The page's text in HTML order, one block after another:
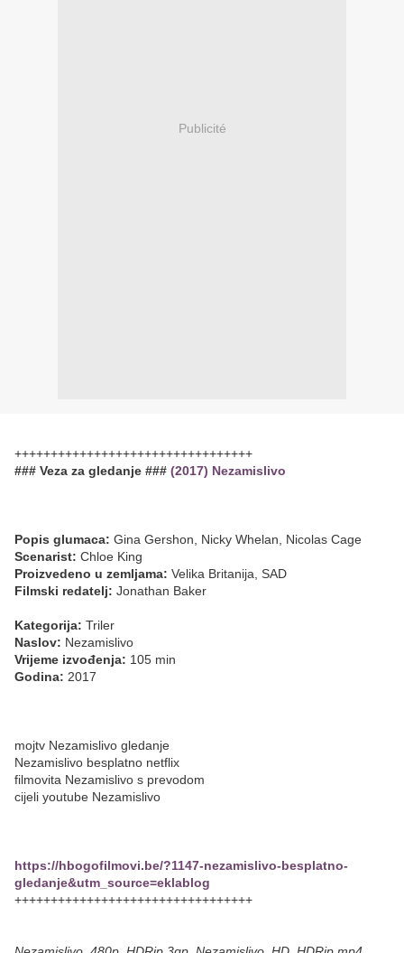
Publicité
+++++++++++++++++++++++++++++++++
### Veza za gledanje ### (2017) Nezamislivo
Popis glumaca: Gina Gershon, Nicky Whelan, Nicolas Cage
Scenarist: Chloe King
Proizvedeno u zemljama: Velika Britanija, SAD
Filmski redatelj: Jonathan Baker
Kategorija: Triler
Naslov: Nezamislivo
Vrijeme izvođenja: 105 min
Godina: 2017
mojtv Nezamislivo gledanje
Nezamislivo besplatno netflix
filmovita Nezamislivo s prevodom
cijeli youtube Nezamislivo
https://hbogofilmovi.be/?1147-nezamislivo-besplatno-
gledanje&utm_source=eklablog
+++++++++++++++++++++++++++++++++